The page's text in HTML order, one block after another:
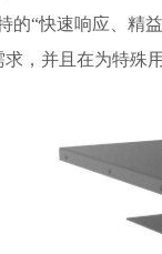
的“快速响应、精
，并且在为特殊